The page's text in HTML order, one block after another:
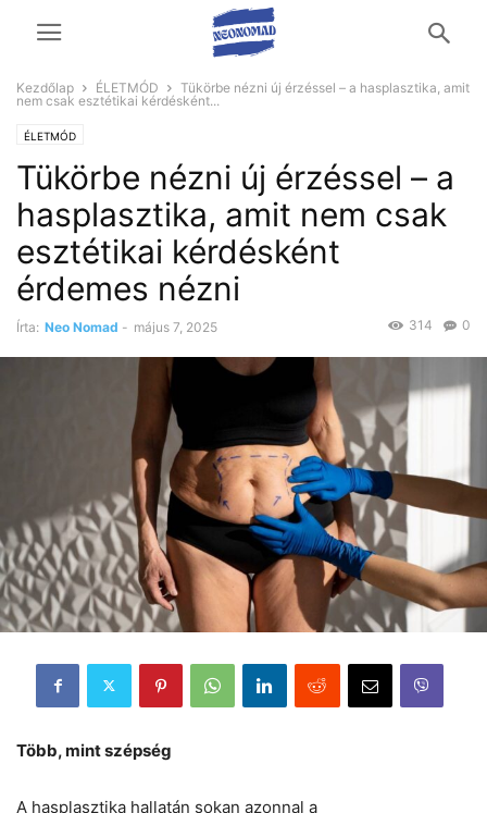
Kezdőlap ÉLETMÓD
Tükörbe nézni új érzéssel – a hasplasztika, amit
nem csak esztétikai kérdésként...
ÉLETMÓD
Tükörbe nézni új érzéssel – a
hasplasztika, amit nem csak
esztétikai kérdésként
érdemes nézni
Írta: Neo Nomad - május 7, 2025 0
314
Több, mint szépség
A hasplasztika hallatán sokan azonnal a